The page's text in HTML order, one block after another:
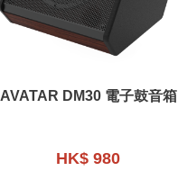
AVATAR DM30 電子鼓音箱
HK$ 980